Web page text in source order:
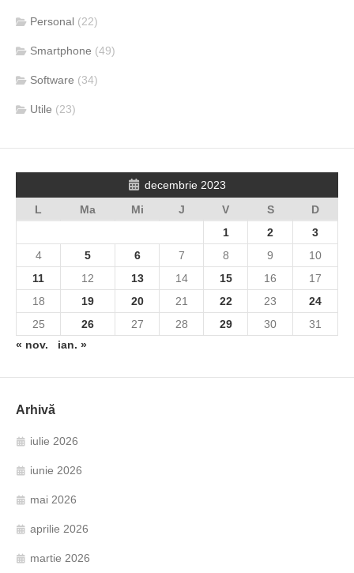
Personal (22)
Smartphone (49)
Software (34)
Utile (23)
decembrie 2023
L
Ma Mi J V S
D
1
2
3
4
5 6 7 8 9
10
11
12 13 14 15 16
17
18
19 20 21 22 23
24
25
26 27 28 29 30
31
« nov.
ian. »
Arhivă
iulie 2026
iunie 2026
mai 2026
aprilie 2026
martie 2026